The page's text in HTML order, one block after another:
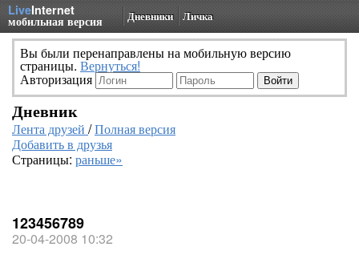
LiveInternet
мобильная версия Дневники Личка
Вы были перенаправлены на мобильную версию
страницы. Вернуться!
Авторизация
Дневник
Лента друзей /Полная версия
Добавить в друзья
Страницы: раньше»
123456789
20-04-2008 10:32